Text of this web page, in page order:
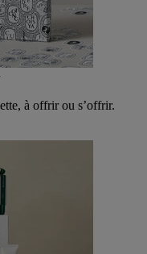
à offrir ou s’offrir.